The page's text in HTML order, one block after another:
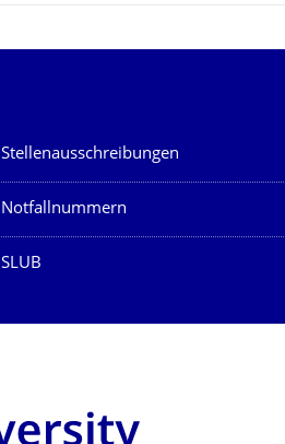
Stellenausschreibungen
Notfallnummern
SLUB